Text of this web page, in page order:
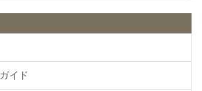
イド